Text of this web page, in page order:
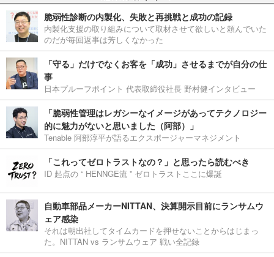
脆弱性診断の内製化、失敗と再挑戦と成功の記録
内製化支援の取り組みについて取材させて欲しいと頼んでいた
のだが毎回返事は芳しくなかった
「守る」だけでなくお客を「成功」させるまでが自分の仕
事
日本プルーフポイント 代表取締役社長 野村健インタビュー
「脆弱性管理はレガシーなイメージがあってテクノロジー
的に魅力がないと思いました（阿部）」
Tenable 阿部淳平が語るエクスポージャーマネジメント
「これってゼロトラストなの？」と思ったら読むべき
ID 起点の “ HENNGE流 ” ゼロトラストここに爆誕
自動車部品メーカーNITTAN、決算開示目前にランサムウ
ェア感染
それは朝出社してタイムカードを押せないことからはじまっ
た。NITTAN vs ランサムウェア 戦い全記録